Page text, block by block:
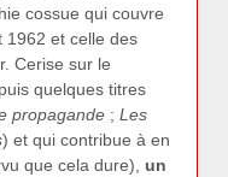
cossue qui couvre
1962 et celle des
Cerise sur le
quelques titres
propagande ; Les
) et qui contribue à en
que cela dure), un